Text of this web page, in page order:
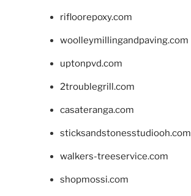
rifloorepoxy.com
woolleymillingandpaving.com
uptonpvd.com
2troublegrill.com
casateranga.com
sticksandstonesstudiooh.com
walkers-treeservice.com
shopmossi.com